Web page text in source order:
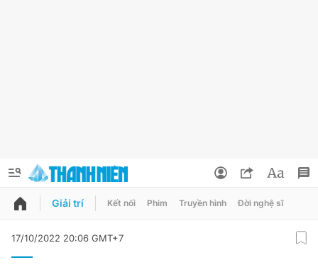
QUẢNG CÁO
Giải trí Kết nối Phim Truyền hình Đời nghệ sĩ
17/10/2022 20:06 GMT+7